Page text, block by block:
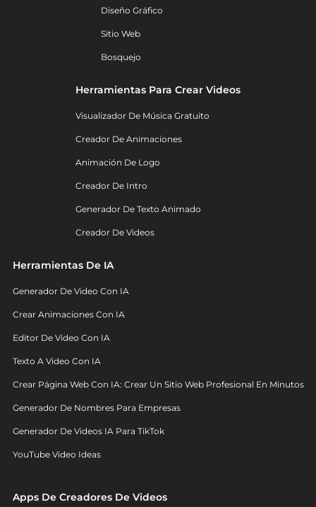
Diseño Gráfico
Sitio Web
Bosquejo
Herramientas Para Crear Videos
Visualizador De Música Gratuito
Creador De Animaciones
Animación De Logo
Creador De Intro
Generador De Texto Animado
Creador De Videos
Herramientas De IA
Generador De Video Con IA
Crear Animaciones Con IA
Editor De Video Con IA
Texto A Video Con IA
Crear Página Web Con IA: Crear Un Sitio Web Profesional En Minutos
Generador De Nombres Para Empresas
Generador De Videos IA Para TikTok
YouTube Video Ideas
Apps De Creadores De Videos